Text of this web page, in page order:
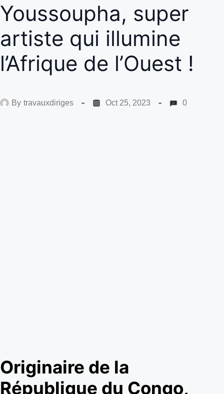
Youssoupha, super
artiste qui illumine
l’Afrique de l’Ouest !
By travauxdiriges Oct 25, 2023 0
Originaire de la
République du Congo,